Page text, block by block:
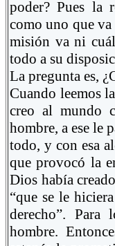
poder? Pues la
como uno que
misión va ni
todo a su
La pregunta es,
Cuando leemos
creo al mundo
hombre, a ese le
todo, y con esa
que provocó la
Dios había
“que se le
derecho”.
hombre.